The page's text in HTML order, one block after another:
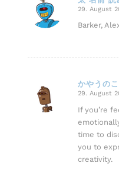
sagte:
29. August
Barker,
かやうの
sagte:
29. August
If you’re
time to
you to
creativity.